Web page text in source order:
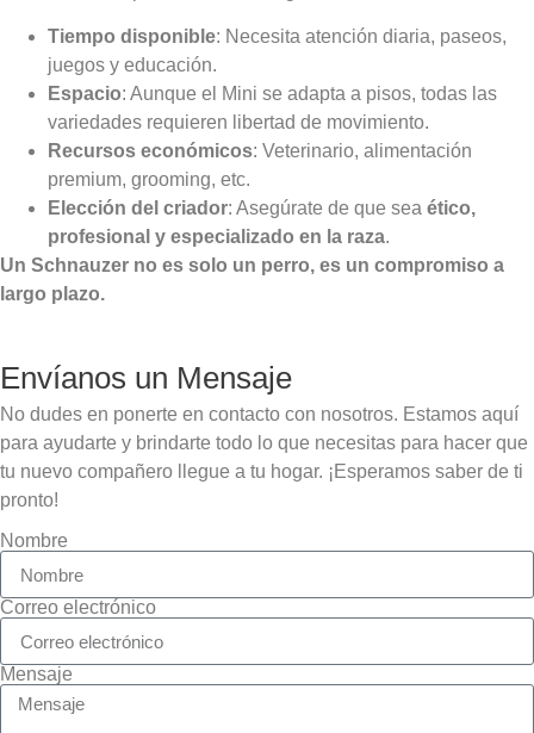
Tiempo disponible: Necesita atención diaria, paseos,
juegos y educación.
Espacio: Aunque el Mini se adapta a pisos, todas las
variedades requieren libertad de movimiento.
Recursos económicos: Veterinario, alimentación
premium, grooming, etc.
Elección del criador: Asegúrate de que sea ético,
profesional y especializado en la raza.
Un Schnauzer no es solo un perro, es un compromiso a
largo plazo.
Envíanos un Mensaje
No dudes en ponerte en contacto con nosotros. Estamos aquí
para ayudarte y brindarte todo lo que necesitas para hacer que
tu nuevo compañero llegue a tu hogar. ¡Esperamos saber de ti
pronto!
Nombre
Correo electrónico
Mensaje